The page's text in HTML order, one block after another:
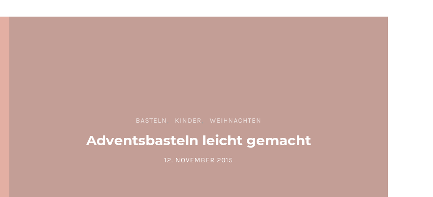
BASTELN KINDER WEIHNACHTEN
Adventsbasteln leicht gemacht
POSTED ON
12. NOVEMBER 2015